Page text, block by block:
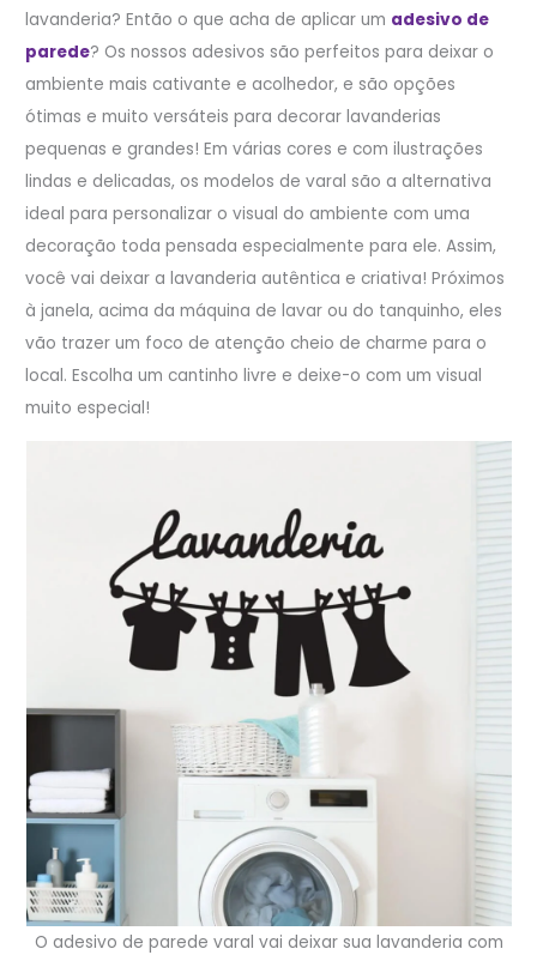
lavanderia? Então o que acha de aplicar um adesivo de
parede? Os nossos adesivos são perfeitos para deixar o
ambiente mais cativante e acolhedor, e são opções
ótimas e muito versáteis para decorar lavanderias
pequenas e grandes! Em várias cores e com ilustrações
lindas e delicadas, os modelos de varal são a alternativa
ideal para personalizar o visual do ambiente com uma
decoração toda pensada especialmente para ele. Assim,
você vai deixar a lavanderia autêntica e criativa! Próximos
à janela, acima da máquina de lavar ou do tanquinho, eles
vão trazer um foco de atenção cheio de charme para o
local. Escolha um cantinho livre e deixe-o com um visual
muito especial!
O adesivo de parede varal vai deixar sua lavanderia com